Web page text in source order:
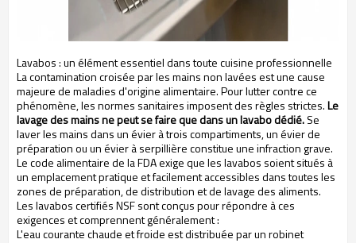
Lavabos : un élément essentiel dans toute cuisine professionnelle
La contamination croisée par les mains non lavées est une cause
majeure de maladies d'origine alimentaire. Pour lutter contre ce
phénomène, les normes sanitaires imposent des règles strictes.Le
lavage des mains ne peut se faire que dans un lavabo dédié.Se
laver les mains dans un évier à trois compartiments, un évier de
préparation ou un évier à serpillière constitue une infraction grave.
Le code alimentaire de la FDA exige que les lavabos soient situés à
un emplacement pratique et facilement accessibles dans toutes les
zones de préparation, de distribution et de lavage des aliments.
Les lavabos certifiés NSF sont conçus pour répondre à ces
exigences et comprennent généralement :
L'eau courante chaude et froide est distribuée par un robinet